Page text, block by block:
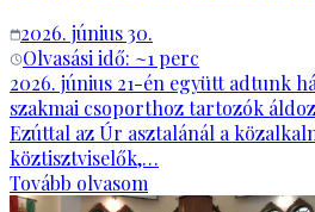
2026. június 30.
Olvasási idő: ~1 perc
2026. június 21-én együtt adtunk
szakmai csoporthoz tartozók
Ezúttal az Úr asztalánál a
köztisztviselők,…
Tovább olvasom